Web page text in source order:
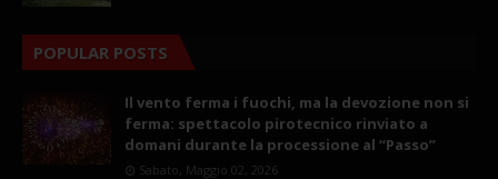
POPULAR POSTS
Il vento ferma i fuochi, ma la devozione non si
ferma: spettacolo pirotecnico rinviato a
domani durante la processione al “Passo”
Sabato, Maggio 02, 2026